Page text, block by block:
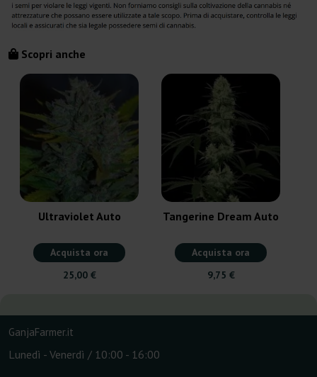
Scopri anche
Ultraviolet Auto
Acquista ora
25,00 €
Tangerine Dream Auto
Acquista ora
9,75 €
GanjaFarmer.it
Lunedì - Venerdì / 10:00 - 16:00